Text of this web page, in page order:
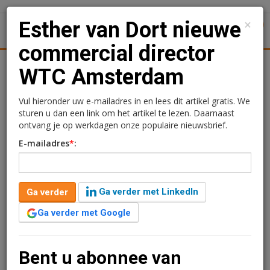
Transacties
Esther van Dort nieuwe
commercial director WTC
Amsterdam
Redactie
2 juni 2026 om 11:16
2 maanden geleden aangepast
2 minuten leestijd
CBRE Investment Management heeft Esther van Dort
×
Esther van Dort nieuwe
commercial director
WTC Amsterdam
Vul hieronder uw e-mailadres in en lees dit artikel gratis. We
sturen u dan een link om het artikel te lezen. Daarnaast
ontvang je op werkdagen onze populaire nieuwsbrief.
E-mailadres*:
Ga verder
Ga verder met LinkedIn
Ga verder met Google
Bent u abonnee van